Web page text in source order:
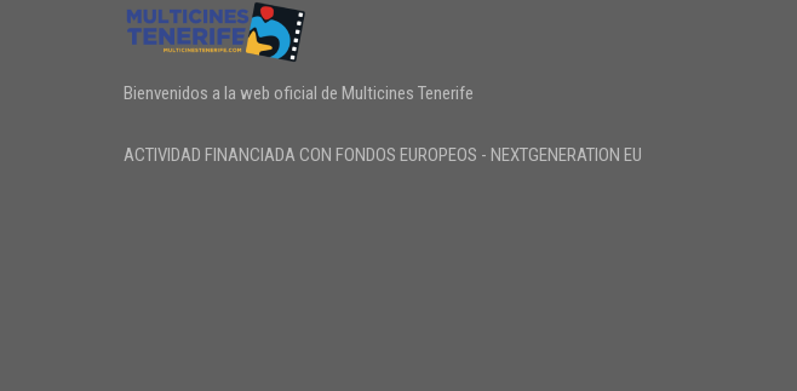
Bienvenidos a la web oficial de Multicines Tenerife
ACTIVIDAD FINANCIADA CON FONDOS EUROPEOS - NEXTGENERATION EU